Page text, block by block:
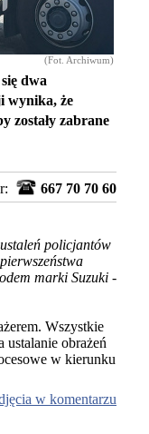
(Fot. Archiwum)
dwa
wynika, że
zostały zabrane
667 70 70 60
policjantów
marki Suzuki -
Wszystkie
ustalanie obrażeń
w kierunku
w komentarzu